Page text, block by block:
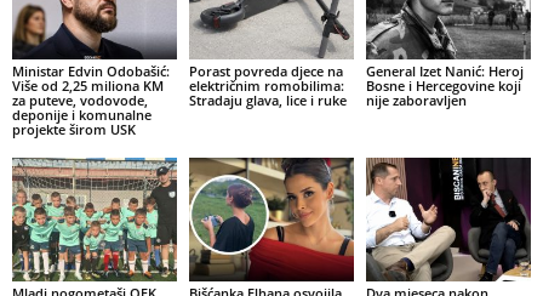
Ministar Edvin Odobašić:
Više od 2,25 miliona KM
za puteve, vodovode,
deponije i komunalne
projekte širom USK
Porast povreda djece na
električnim romobilima:
Stradaju glava, lice i ruke
General Izet Nanić: Heroj
Bosne i Hercegovine koji
nije zaboravljen